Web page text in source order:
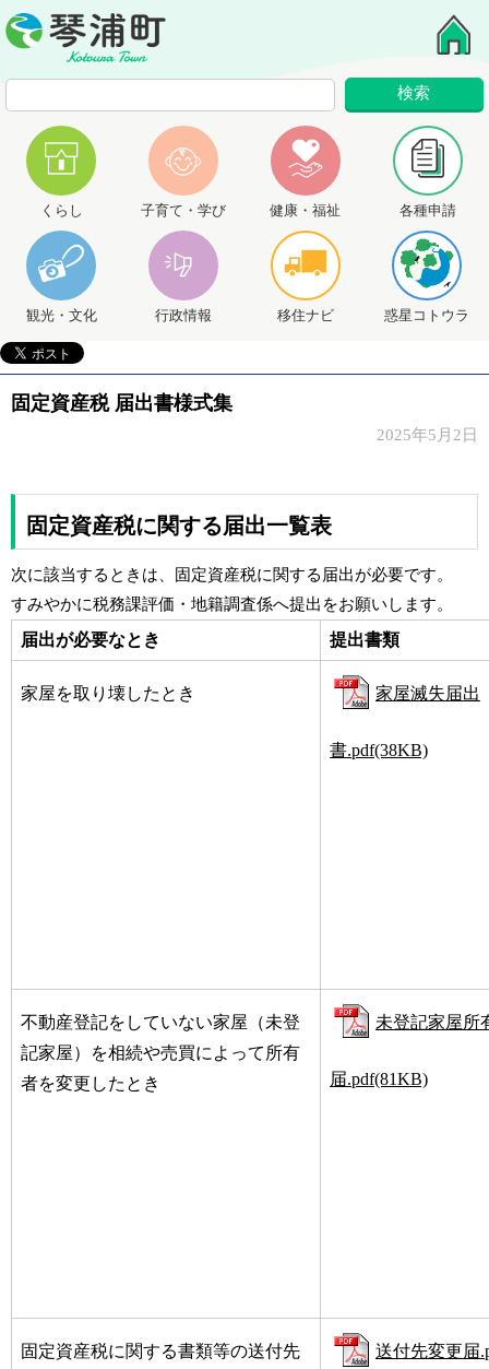
くらし 子育て・学び 健康・福祉 各種申請
観光・文化 行政情報 移住ナビ 惑星コトウラ
固定資産税 届出書様式集
2025年5月2日
固定資産税に関する届出一覧表
次に該当するときは、固定資産税に関する届出が必要です。
すみやかに税務課評価・地籍調査係へ提出をお願いします。
届出が必要なとき 提出書類
家屋を取り壊したとき 家屋滅失届出
書.pdf(38KB)
不動産登記をしていない家屋（未登
記家屋）を相続や売買によって所有
者を変更したとき
未登記家屋所
届.pdf(81KB)
固定資産税に関する書類等の送付先
送付先変更届